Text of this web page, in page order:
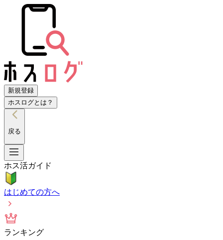
新規登録
ホスログとは？
戻る
ホス活ガイド
はじめての方へ
ランキング